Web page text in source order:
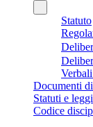
Statuto
Documenti
Statuti e
Codice